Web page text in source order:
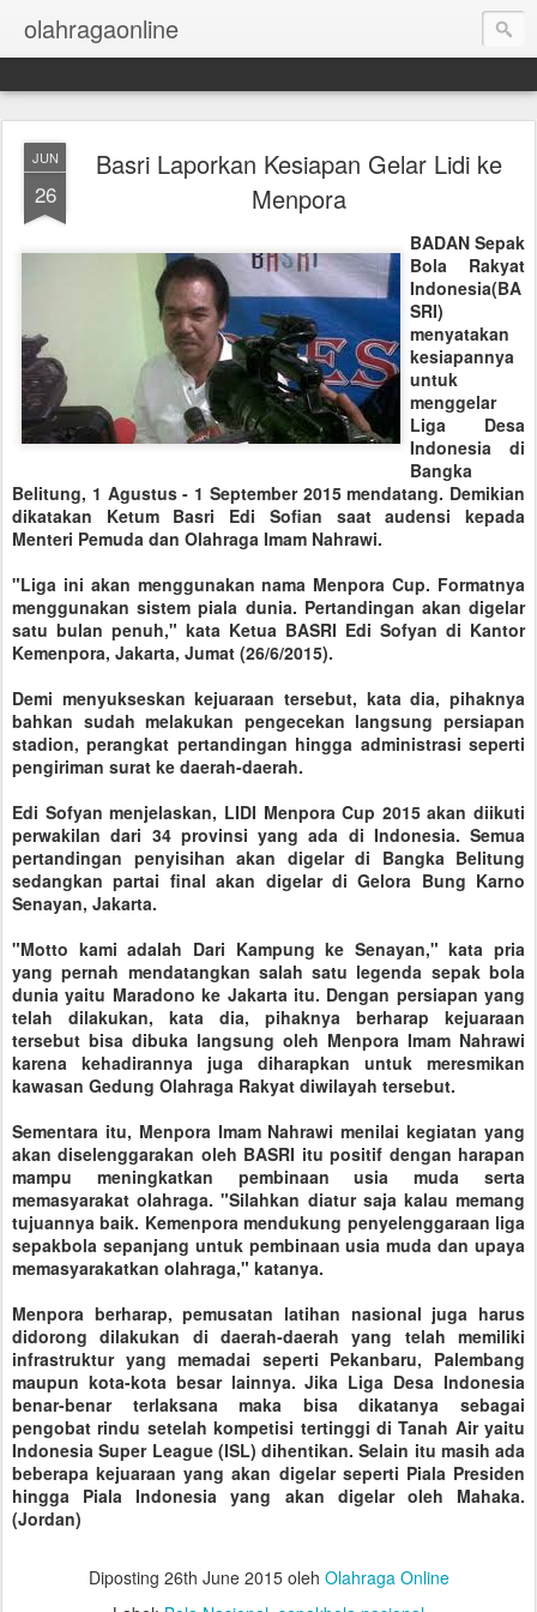
olahragaonline
JUN
26
Basri Laporkan Kesiapan Gelar Lidi ke
Menpora
BADAN Sepak
Bola Rakyat
Indonesia(BA
SRI)
menyatakan
kesiapannya
untuk
menggelar
Liga Desa
Indonesia di
Bangka
Belitung, 1 Agustus - 1 September 2015 mendatang. Demikian
dikatakan Ketum Basri Edi Sofian saat audensi kepada
Menteri Pemuda dan Olahraga Imam Nahrawi.
"Liga ini akan menggunakan nama Menpora Cup. Formatnya
menggunakan sistem piala dunia. Pertandingan akan digelar
satu bulan penuh," kata Ketua BASRI Edi Sofyan di Kantor
Kemenpora, Jakarta, Jumat (26/6/2015).
Demi menyukseskan kejuaraan tersebut, kata dia, pihaknya
bahkan sudah melakukan pengecekan langsung persiapan
stadion, perangkat pertandingan hingga administrasi seperti
pengiriman surat ke daerah-daerah.
Edi Sofyan menjelaskan, LIDI Menpora Cup 2015 akan diikuti
perwakilan dari 34 provinsi yang ada di Indonesia. Semua
pertandingan penyisihan akan digelar di Bangka Belitung
sedangkan partai final akan digelar di Gelora Bung Karno
Senayan, Jakarta.
"Motto kami adalah Dari Kampung ke Senayan," kata pria
yang pernah mendatangkan salah satu legenda sepak bola
dunia yaitu Maradono ke Jakarta itu. Dengan persiapan yang
telah dilakukan, kata dia, pihaknya berharap kejuaraan
tersebut bisa dibuka langsung oleh Menpora Imam Nahrawi
karena kehadirannya juga diharapkan untuk meresmikan
kawasan Gedung Olahraga Rakyat diwilayah tersebut.
Sementara itu, Menpora Imam Nahrawi menilai kegiatan yang
akan diselenggarakan oleh BASRI itu positif dengan harapan
mampu meningkatkan pembinaan usia muda serta
memasyarakat olahraga. "Silahkan diatur saja kalau memang
tujuannya baik. Kemenpora mendukung penyelenggaraan liga
sepakbola sepanjang untuk pembinaan usia muda dan upaya
memasyarakatkan olahraga," katanya.
Menpora berharap, pemusatan latihan nasional juga harus
didorong dilakukan di daerah-daerah yang telah memiliki
infrastruktur yang memadai seperti Pekanbaru, Palembang
maupun kota-kota besar lainnya. Jika Liga Desa Indonesia
benar-benar terlaksana maka bisa dikatanya sebagai
pengobat rindu setelah kompetisi tertinggi di Tanah Air yaitu
Indonesia Super League (ISL) dihentikan. Selain itu masih ada
beberapa kejuaraan yang akan digelar seperti Piala Presiden
hingga Piala Indonesia yang akan digelar oleh Mahaka.
(Jordan)
Diposting 26th June 2015oleh Olahraga Online